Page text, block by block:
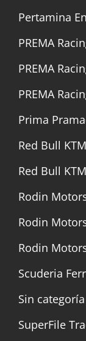
Pertamina
PREMA
PREMA
PREMA
Prima
Red Bull
Red Bull
Rodin
Rodin
Rodin
Scuderia
Sin categoría
SuperFile